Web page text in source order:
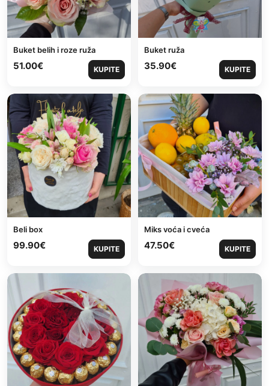
Buket belih i roze ruža
51.00€ KUPITE
Buket ruža
35.90€ KUPITE
Beli box
99.90€ KUPITE
Miks voća i cveća
47.50€ KUPITE